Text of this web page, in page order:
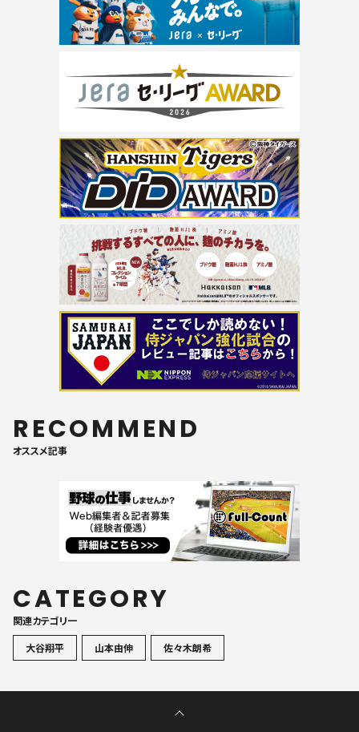
RECOMMEND
オススメ記事
CATEGORY
関連カテゴリ一
大谷翔平
山本由伸 佐々木朗希